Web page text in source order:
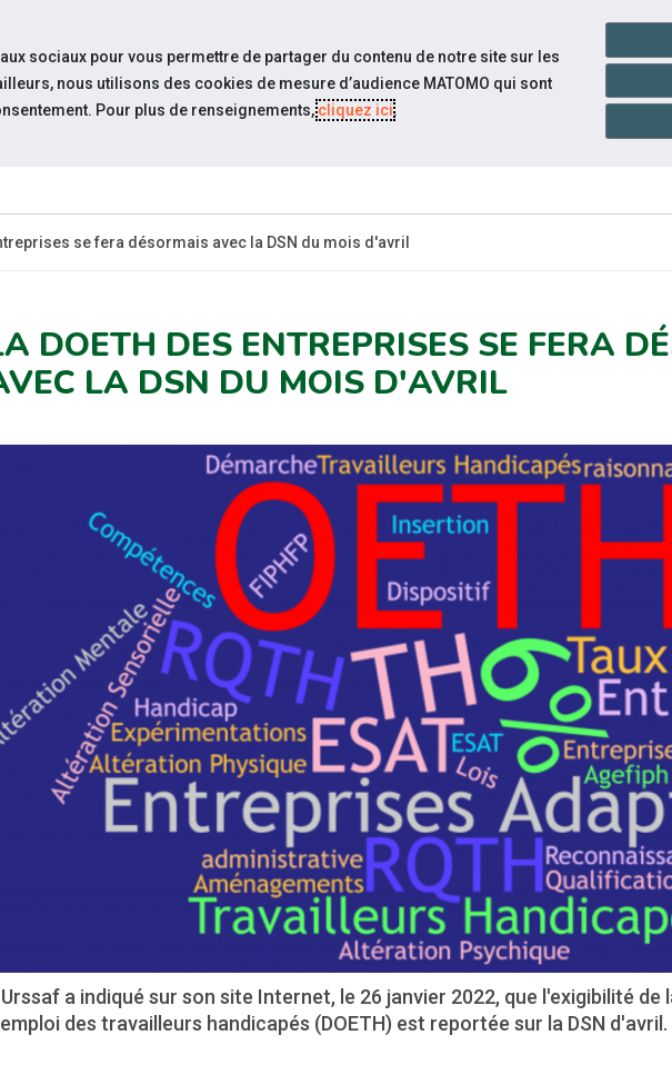
Accessibilité handshake
ESPACE
RESSOURCES
se fera désormais avec la DSN du mois d'avril
DOETH DES ENTREPRISES SE FERA
LA DSN DU MOIS D'AVRIL
a indiqué sur son site Internet, le 26 janvier 2022, que l'exigibilité
des travailleurs handicapés (DOETH) est reportée sur la DSN d'avril.
sociaux pour vous permettre de partager du contenu de notre site sur les
nous utilisons des cookies de mesure d’audience MATOMO qui sont
Pour plus de renseignements,cliquez ici.